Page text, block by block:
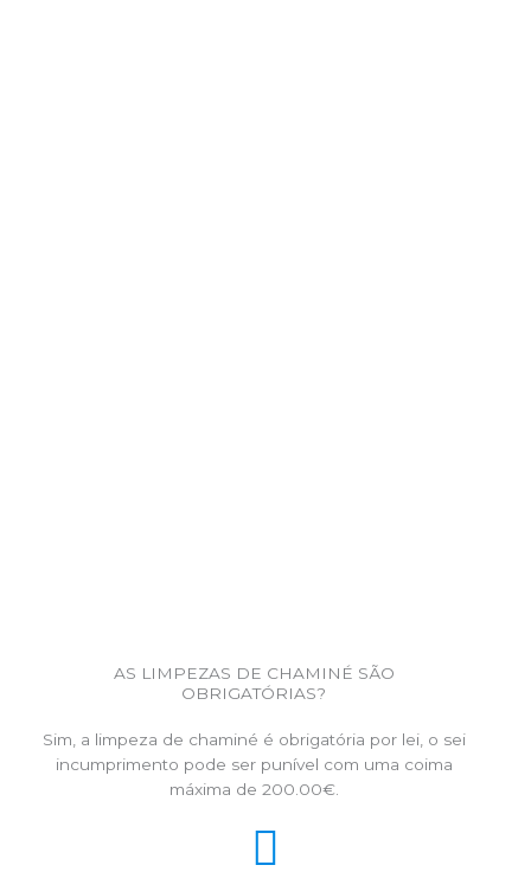
AS LIMPEZAS DE CHAMINÉ SÃO
OBRIGATÓRIAS?
Sim, a limpeza de chaminé é obrigatória por lei, o sei
incumprimento pode ser punível com uma coima
máxima de 200.00€.